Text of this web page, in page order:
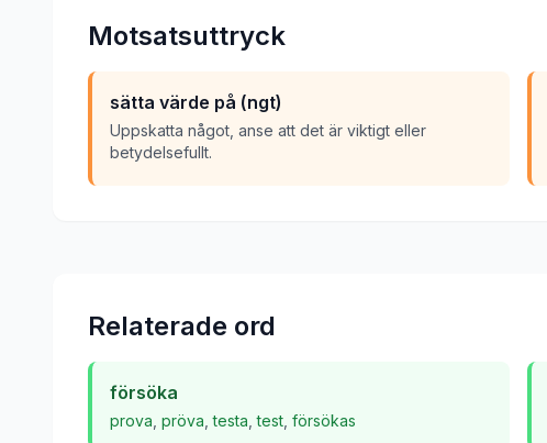
Motsatsuttryck
sätta värde på (ngt)
Uppskatta något, anse att det är viktigt eller
betydelsefullt.
Relaterade ord
försöka
prova pröva ,testa ,test försökas